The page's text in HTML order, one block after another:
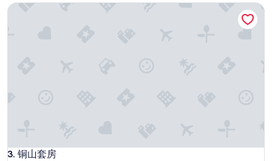
3. 铜山套房
铜山套房
铜山套房